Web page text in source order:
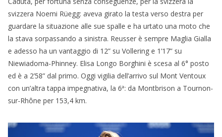
svizzera Noemi Rüegg: aveva girato la testa verso destra per
guardare la situazione alle sue spalle e ha urtato una moto che
la stava sorpassando a sinistra. Reusser è sempre Maglia Gialla
e adesso ha un vantaggio di 12” su Vollering e 1’17” su
Niewiadoma-Phinney. Elisa Longo Borghini è scesa al 6° posto
ed è a 2’58” dal primo. Oggi vigilia dell’arrivo sul Mont Ventoux
con un’altra tappa impegnativa, la 6ª: da Montbrison a Tournon-
sur-Rhône per 153,4 km.